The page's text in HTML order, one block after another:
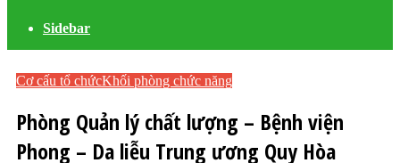
Sidebar
Cơ cấu tổ chứcKhối phòng chức năng
Phòng Quản lý chất lượng – Bệnh viện
Phong – Da liễu Trung ương Quy Hòa